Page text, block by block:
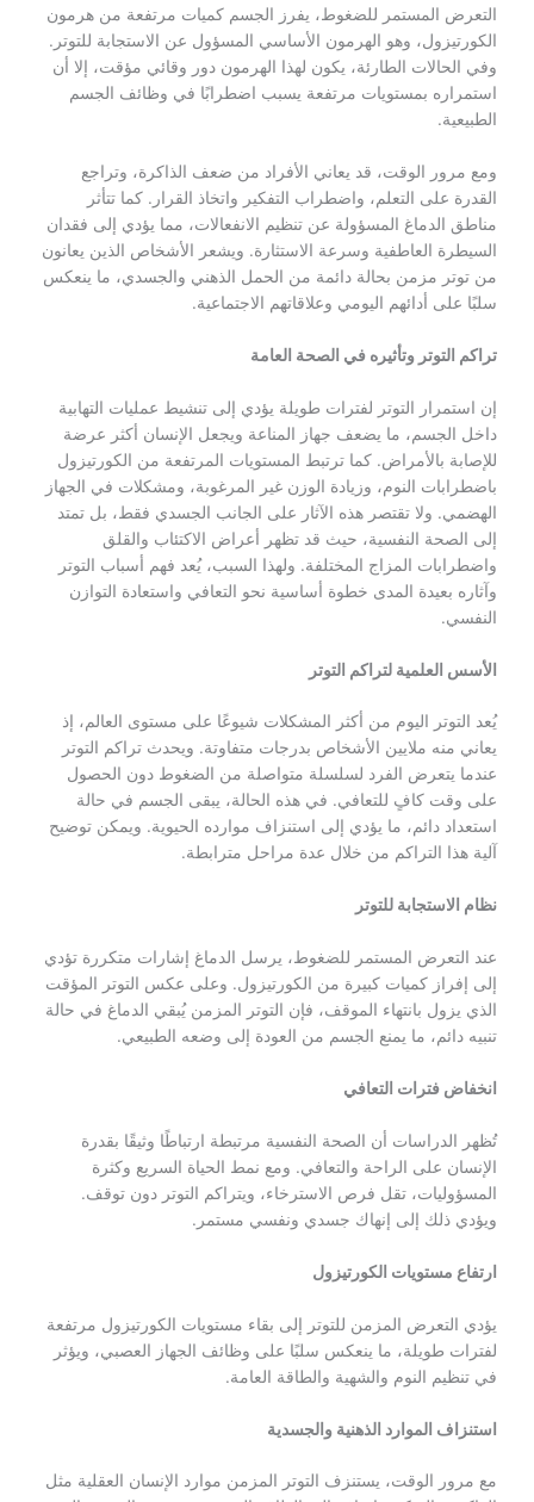
التعرض المستمر للضغوط، يفرز الجسم كميات مرتفعة من هرمون
الكورتيزول، وهو الهرمون الأساسي المسؤول عن الاستجابة للتوتر.
وفي الحالات الطارئة، يكون لهذا الهرمون دور وقائي مؤقت، إلا أن
استمراره بمستويات مرتفعة يسبب اضطرابًا في وظائف الجسم
الطبيعية.
ومع مرور الوقت، قد يعاني الأفراد من ضعف الذاكرة، وتراجع
القدرة على التعلم، واضطراب التفكير واتخاذ القرار. كما تتأثر
مناطق الدماغ المسؤولة عن تنظيم الانفعالات، مما يؤدي إلى فقدان
السيطرة العاطفية وسرعة الاستثارة. ويشعر الأشخاص الذين يعانون
من توتر مزمن بحالة دائمة من الحمل الذهني والجسدي، ما ينعكس
سلبًا على أدائهم اليومي وعلاقاتهم الاجتماعية.
تراكم التوتر وتأثيره في الصحة العامة
إن استمرار التوتر لفترات طويلة يؤدي إلى تنشيط عمليات التهابية
داخل الجسم، ما يضعف جهاز المناعة ويجعل الإنسان أكثر عرضة
للإصابة بالأمراض. كما ترتبط المستويات المرتفعة من الكورتيزول
باضطرابات النوم، وزيادة الوزن غير المرغوبة، ومشكلات في الجهاز
الهضمي. ولا تقتصر هذه الآثار على الجانب الجسدي فقط، بل تمتد
إلى الصحة النفسية، حيث قد تظهر أعراض الاكتئاب والقلق
واضطرابات المزاج المختلفة. ولهذا السبب، يُعد فهم أسباب التوتر
وآثاره بعيدة المدى خطوة أساسية نحو التعافي واستعادة التوازن
النفسي.
الأسس العلمية لتراكم التوتر
يُعد التوتر اليوم من أكثر المشكلات شيوعًا على مستوى العالم، إذ
يعاني منه ملايين الأشخاص بدرجات متفاوتة. ويحدث تراكم التوتر
عندما يتعرض الفرد لسلسلة متواصلة من الضغوط دون الحصول
على وقت كافٍ للتعافي. في هذه الحالة، يبقى الجسم في حالة
استعداد دائم، ما يؤدي إلى استنزاف موارده الحيوية. ويمكن توضيح
آلية هذا التراكم من خلال عدة مراحل مترابطة.
نظام الاستجابة للتوتر
عند التعرض المستمر للضغوط، يرسل الدماغ إشارات متكررة تؤدي
إلى إفراز كميات كبيرة من الكورتيزول. وعلى عكس التوتر المؤقت
الذي يزول بانتهاء الموقف، فإن التوتر المزمن يُبقي الدماغ في حالة
تنبيه دائم، ما يمنع الجسم من العودة إلى وضعه الطبيعي.
انخفاض فترات التعافي
تُظهر الدراسات أن الصحة النفسية مرتبطة ارتباطًا وثيقًا بقدرة
الإنسان على الراحة والتعافي. ومع نمط الحياة السريع وكثرة
المسؤوليات، تقل فرص الاسترخاء، ويتراكم التوتر دون توقف.
ويؤدي ذلك إلى إنهاك جسدي ونفسي مستمر.
ارتفاع مستويات الكورتيزول
يؤدي التعرض المزمن للتوتر إلى بقاء مستويات الكورتيزول مرتفعة
لفترات طويلة، ما ينعكس سلبًا على وظائف الجهاز العصبي، ويؤثر
في تنظيم النوم والشهية والطاقة العامة.
استنزاف الموارد الذهنية والجسدية
مع مرور الوقت، يستنزف التوتر المزمن موارد الإنسان العقلية مثل